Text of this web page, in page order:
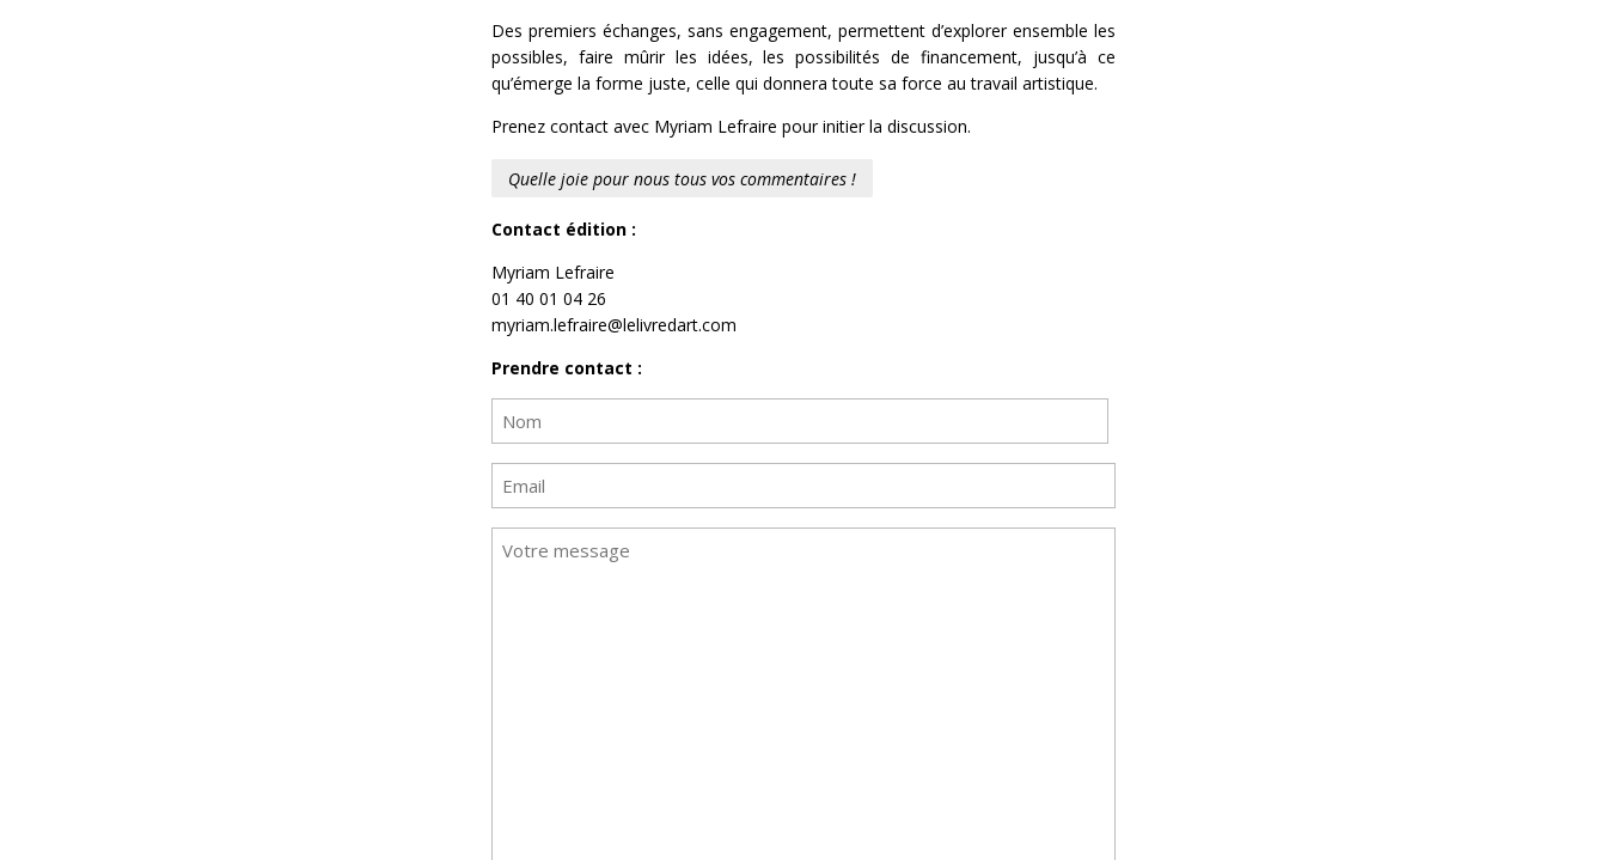
Des premiers échanges, sans engagement, permettent d’explorer ensemble les
possibles, faire mûrir les idées, les possibilités de financement, jusqu’à ce
qu’émerge la forme juste, celle qui donnera toute sa force au travail artistique.
Prenez contact avec Myriam Lefraire pour initier la discussion.
Quelle joie pour nous tous vos commentaires !
Contact édition :
Myriam Lefraire
01 40 01 04 26
myriam.lefraire@lelivredart.com
Prendre contact :
Nom
(Nécessaire)
Nom
E-
mail
Message